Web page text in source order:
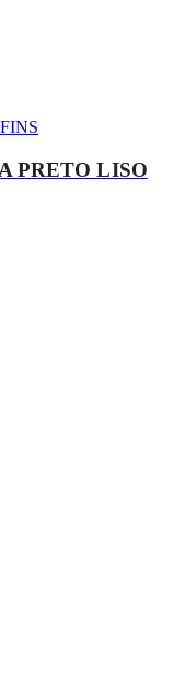
PRETO LISO